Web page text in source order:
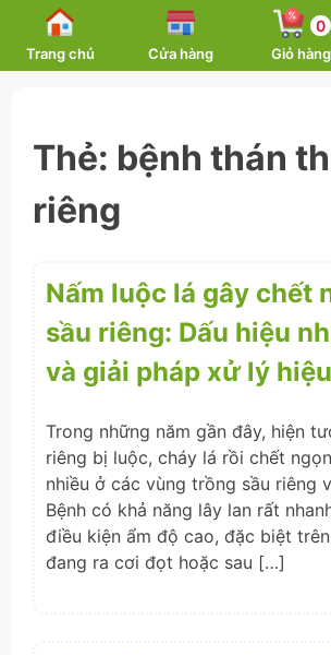
content
Trang chủ Cửa hàng
0
Giỏ hàng
Thẻ: bệnh thán
riêng
Nấm luộc lá gây chết
sầu riêng: Dấu hiệu
và giải pháp xử lý
Trong những năm gần đây, hiện
riêng bị luộc, cháy lá rồi chết
nhiều ở các vùng trồng sầu riêng
Bệnh có khả năng lây lan rất
điều kiện ẩm độ cao, đặc biệt
đang ra cơi đọt hoặc sau […]